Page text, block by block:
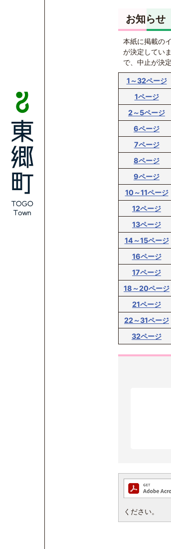
お知らせ
本紙に掲載の
が決定していま
で、中止が決
1～32ページ
1ページ
2～5ページ
6ページ
7ページ
8ページ
9ページ
10～11ページ
12ページ
13ページ
14～15ページ
16ページ
17ページ
18～20ページ
21ページ
22～31ページ
32ページ
ください。